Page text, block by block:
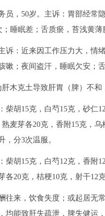
，50岁。主诉：胃部经常隐
睡眠差；舌质瘀，苔浅黄薄
：近来因工作压力大，情
嗽；夜间盗汗，睡眠欠安；
克土导致肝胃（脾）不和
胡15克，白芍15克，砂仁12
麦芽各20克，香附15克，
，分3次温服。
15克，白芍12克，香附12
各20克，桔梗10克，射干12
来，饮食失度；或起居无常
能致肝失疏泄，脾失健运